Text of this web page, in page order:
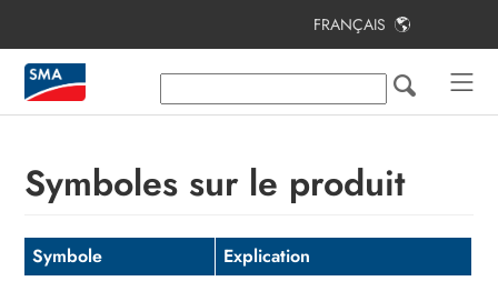
FRANÇAIS
Symboles sur le produit
Symbole
Explication
Table des matières
Remarques relatives à ce document
Contenu de la livraison
Vue d’ensemble des produits